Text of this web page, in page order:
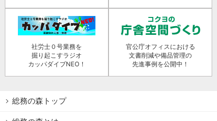
社労士０号業務を
掘り起こすラジオ
カッパダイブNEO！
官公庁オフィスにおける
文書削減や備品管理の
先進事例を公開中！
総務の森トップ